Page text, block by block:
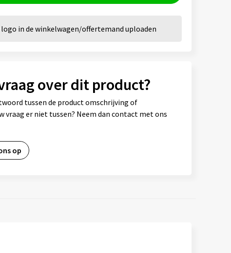
in de winkelwagen/offertemand uploaden
over dit product?
tussen de product omschrijving of
vraag er niet tussen? Neem dan contact met ons
op